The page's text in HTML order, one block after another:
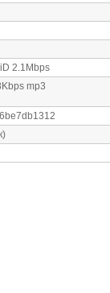
2.1Mbps
mp3